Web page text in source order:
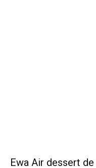
Ewa Air dessert